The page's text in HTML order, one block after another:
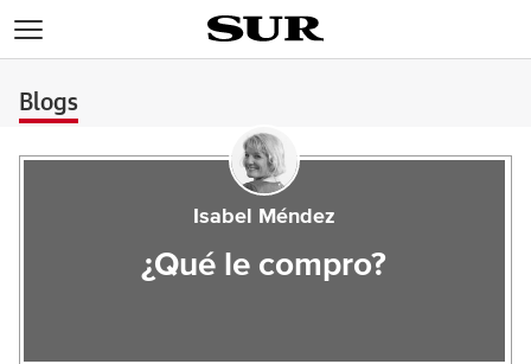
Blogs
Isabel Méndez
¿Qué le compro?